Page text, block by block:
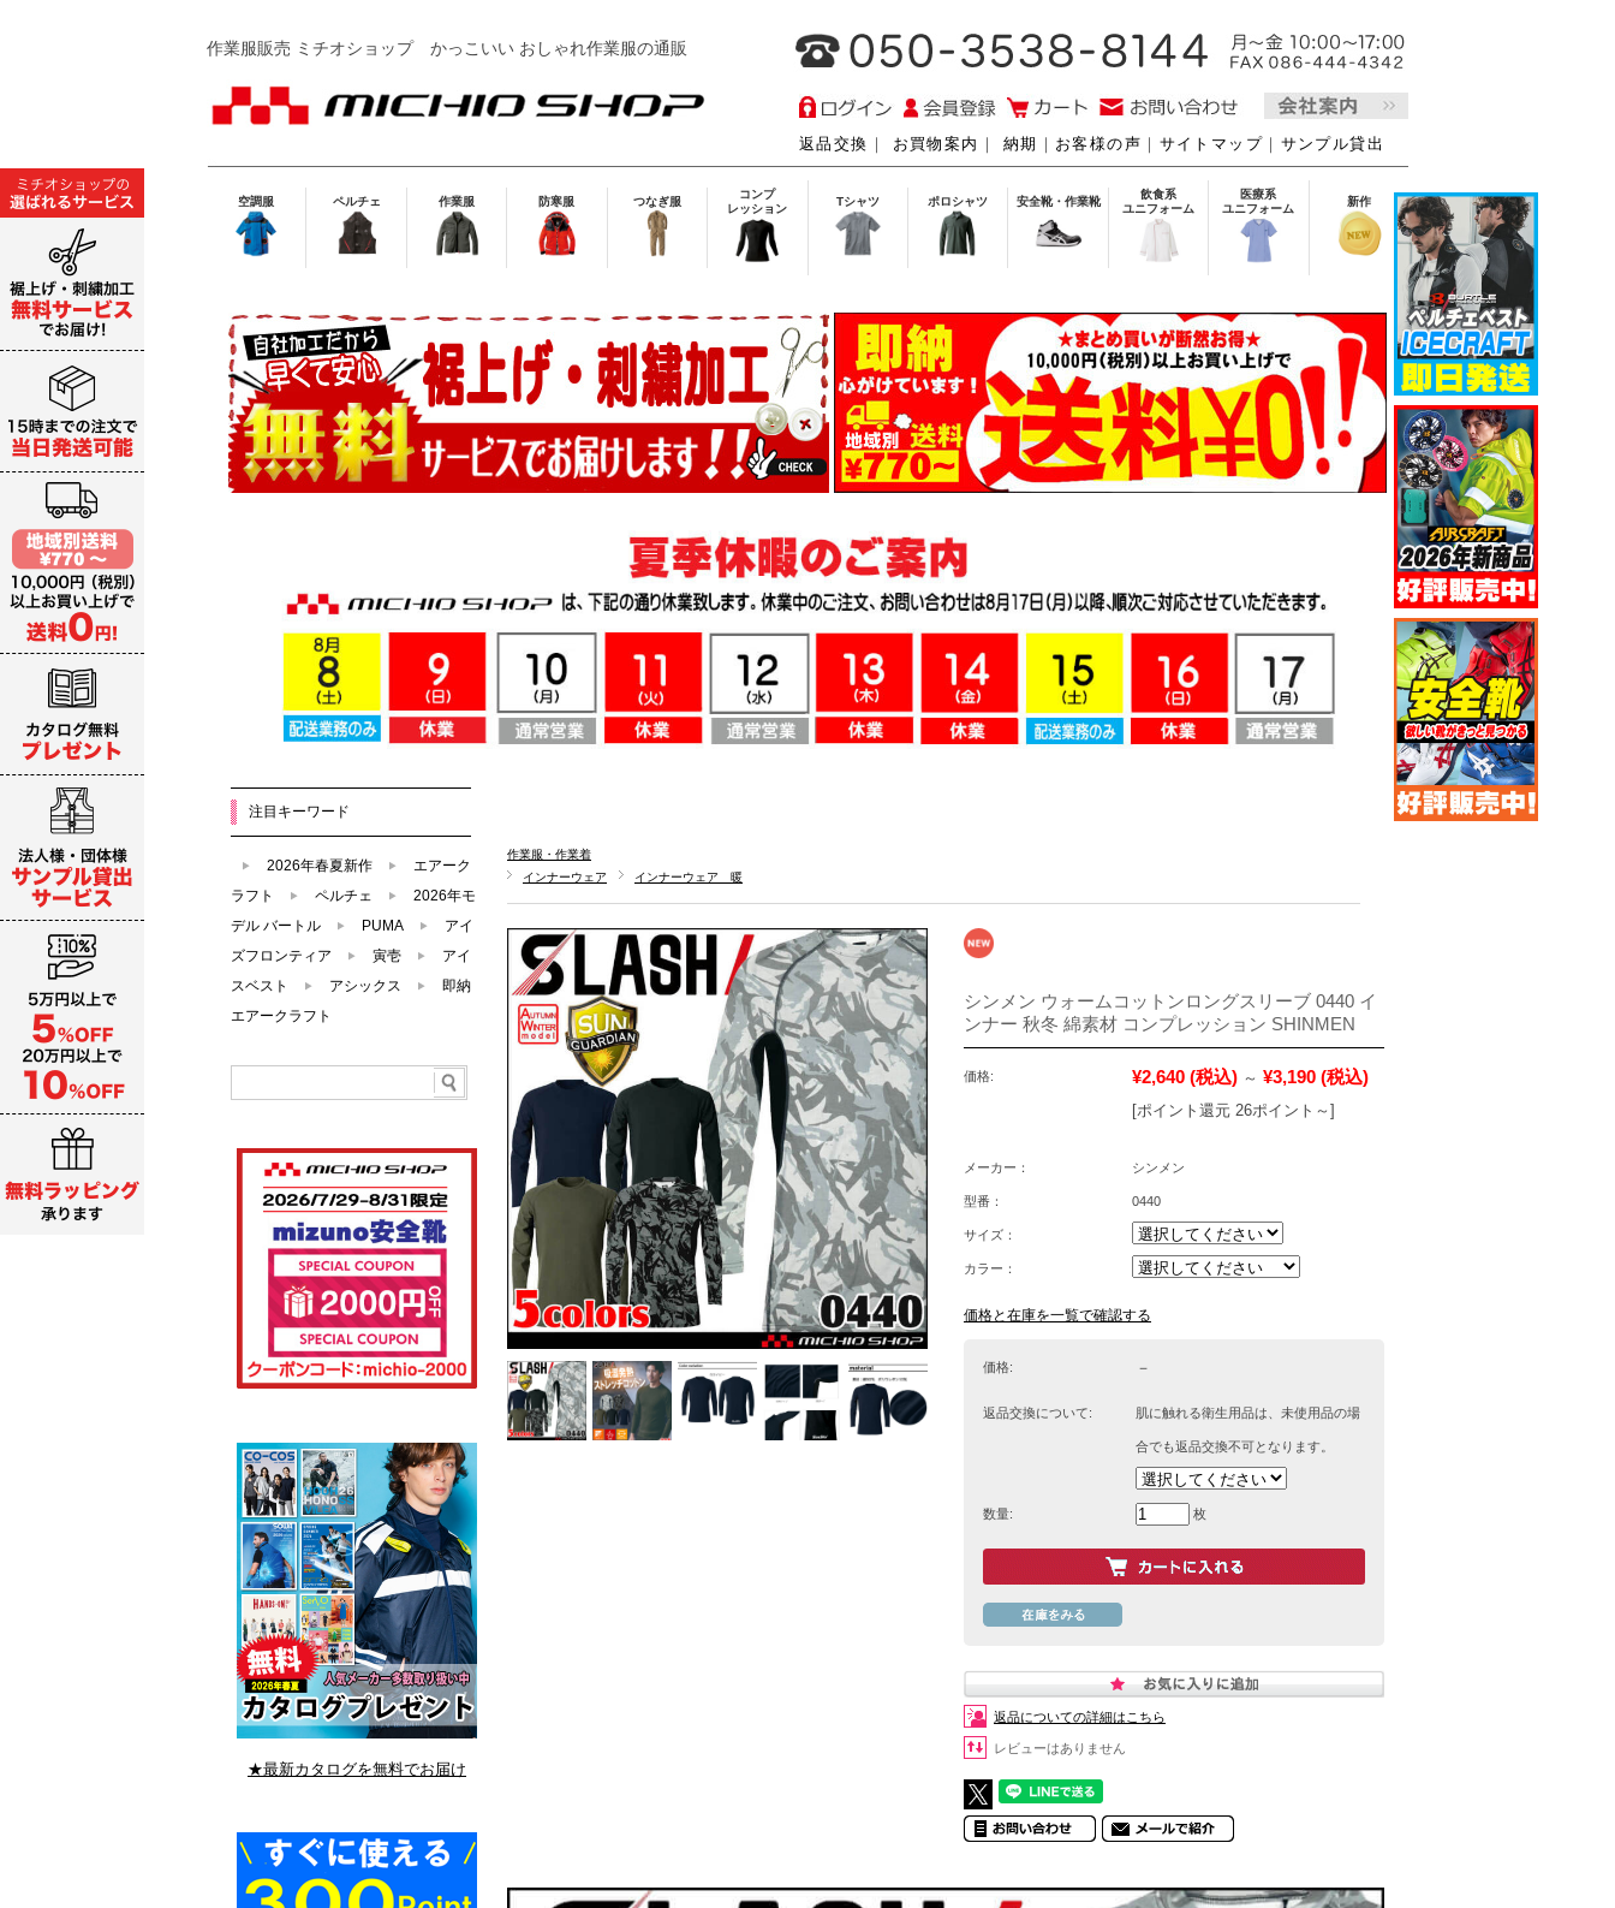
作業服販売 ミチオショップかっこいい おしゃれ作業服の通販
返品交換 ｜ お買物案内 ｜ 納期 ｜ お客様の声 ｜ サイトマップ ｜ サンプル貸出
空調服 ペルチェ 作業服 防寒服 つなぎ服
コンプ
レッション
Tシャツ ポロシャツ 安全靴・作業靴
飲食系
ユニフォーム
医療系
ユニフォーム
新作
作業服・作業着
インナーウェア
インナーウェア 暖
シンメン ウォームコットンロングスリーブ 0440 イ
ンナー 秋冬 綿素材 コンプレッション SHINMEN
価格: ¥2,640 (税込) ～ ¥3,190 (税込)
[ポイント還元 26ポイント～]
メーカー： シンメン
型番： 0440
サイズ：
カラー：
価格と在庫を一覧で確認する
価格: －
返品交換について: 肌に触れる衛生用品は、未使用品の場
合でも返品交換不可となります。
数量: 枚
返品についての詳細はこちら
レビューはありません
注目キーワード
2026年春夏新作
エアーク
ラフト
ペルチェ
2026年モ
デル バートル
PUMA
アイ
ズフロンティア
寅壱
アイ
スベスト
アシックス
即納
エアークラフト
★最新カタログを無料でお届け